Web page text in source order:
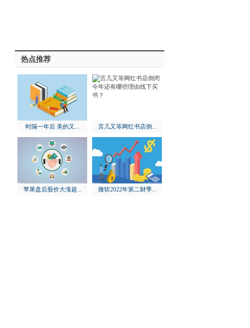
热点推荐
时隔一年后 美的又... 言几又等网红书店倒...
苹果盘后股价大涨超... 微软2022年第二财季...